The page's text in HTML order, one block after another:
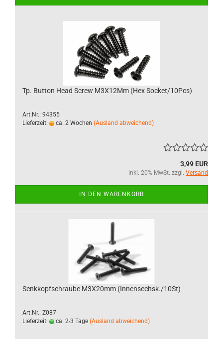
Tp. Button Head Screw M3X12Mm (Hex Socket/10Pcs)
Art.Nr.: 94355
Lieferzeit:
ca. 2 Wochen (Ausland abweichend)
3,99 EUR
inkl. 20% MwSt. zzgl. Versand
IN DEN WARENKORB
Senkkopfschraube M3X20mm (Innensechsk./10St)
Art.Nr.: Z087
Lieferzeit:
ca. 2-3 Tage (Ausland abweichend)